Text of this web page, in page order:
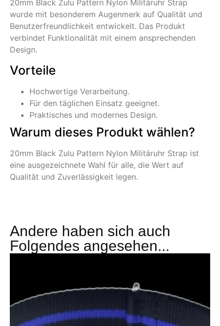
20mm Black Zulu Pattern Nylon Militäruhr Strap
wurde mit besonderem Augenmerk auf Qualität und
Benutzerfreundlichkeit entwickelt. Das Produkt
verbindet Funktionalität mit einem ansprechenden
Design.
Vorteile
Hochwertige Verarbeitung.
Für den täglichen Einsatz geeignet.
Praktisches und modernes Design.
Warum dieses Produkt wählen?
20mm Black Zulu Pattern Nylon Militäruhr Strap ist
eine ausgezeichnete Wahl für alle, die Wert auf
Qualität und Zuverlässigkeit legen.
Andere haben sich auch
Folgendes angesehen...